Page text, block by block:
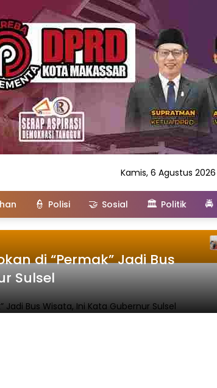
Kamis, 6 Agustus 2026
👮 Polisi 🤝 Sosial 🏛️ Politik 🚔
di “Permak” Jadi Bus
Sulsel